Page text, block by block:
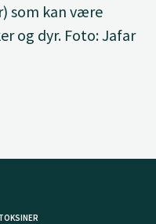
som kan være
og dyr. Foto: Jafar